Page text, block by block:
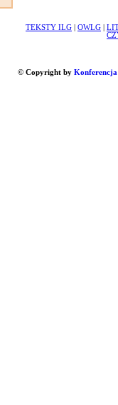
TEKSTY ILG OWLG
© Copyright by Konferencja